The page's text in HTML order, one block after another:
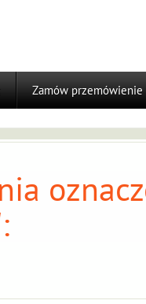
Zamów przemówienie